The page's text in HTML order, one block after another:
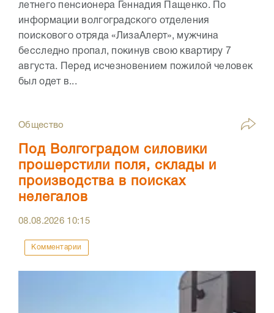
летнего пенсионера Геннадия Пащенко. По
информации волгоградского отделения
поискового отряда «ЛизаАлерт», мужчина
бесследно пропал, покинув свою квартиру 7
августа. Перед исчезновением пожилой человек
был одет в...
Общество
Под Волгоградом силовики
прошерстили поля, склады и
производства в поисках
нелегалов
08.08.2026 10:15
Комментарии